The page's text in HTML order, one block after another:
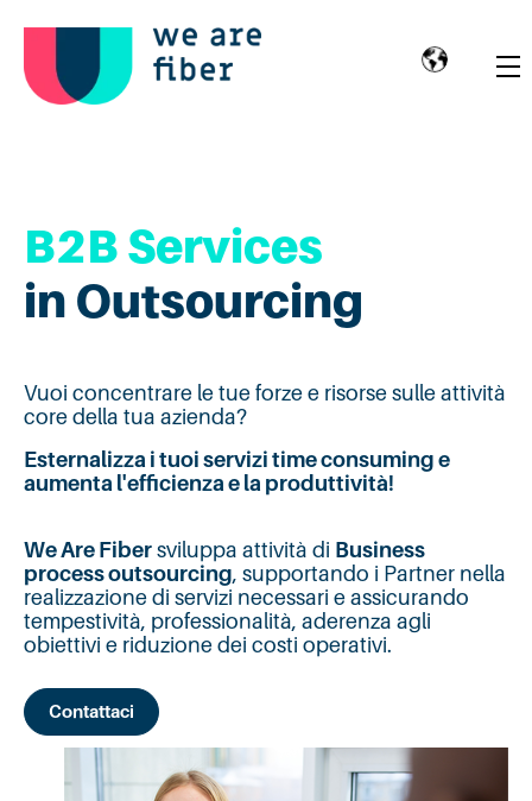
B2B Services
in Outsourcing
Vuoi concentrare le tue forze e risorse sulle attività
core della tua azienda?
Esternalizza i tuoi servizi time consuming e
aumenta l'efficienza e la produttività!
We Are Fiber sviluppa attività di Business
process outsourcing, supportando i Partner nella
realizzazione di servizi necessari e assicurando
tempestività, professionalità, aderenza agli
obiettivi e riduzione dei costi operativi.
Contattaci